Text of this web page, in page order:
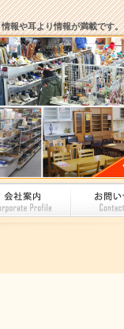
報や耳より情報が満載です。